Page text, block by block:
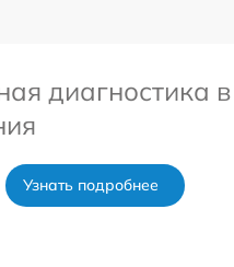
диагностика
Узнать подробнее